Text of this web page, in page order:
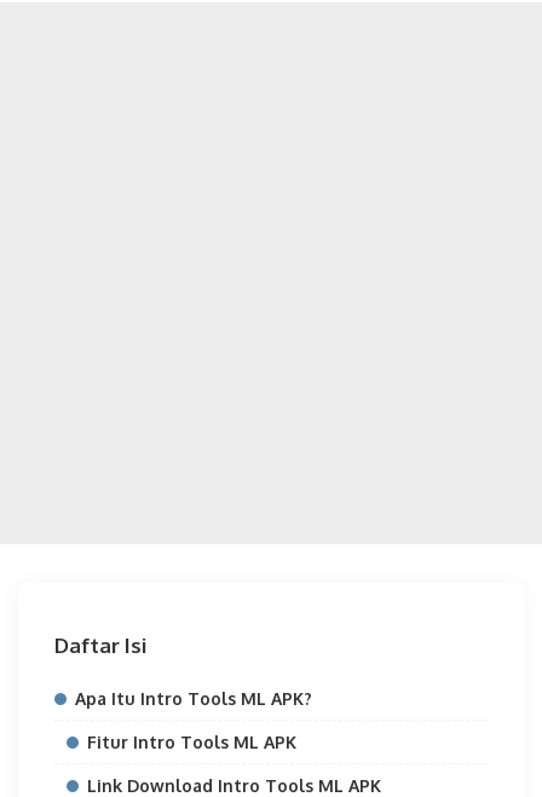
Daftar Isi
Apa Itu Intro Tools ML APK?
Fitur Intro Tools ML APK
Link Download Intro Tools ML APK